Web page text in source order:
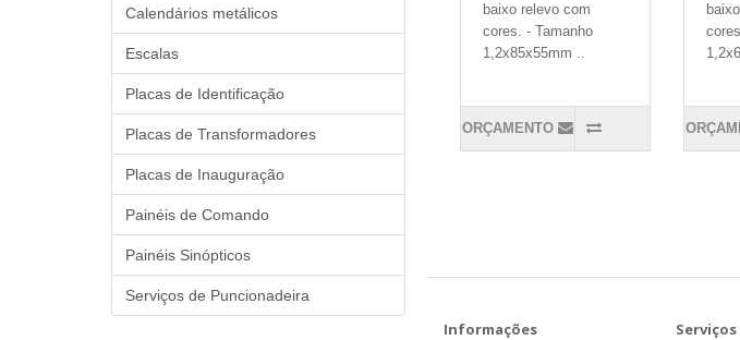
baixo relevo com
cores. - Tamanho
1,2x85x55mm ..
ORÇAMENTO
Informações
Calendários metálicos
Escalas
Placas de Identificação
Placas de Transformadores
Placas de Inauguração
Painéis de Comando
Painéis Sinópticos
Serviços de Puncionadeira